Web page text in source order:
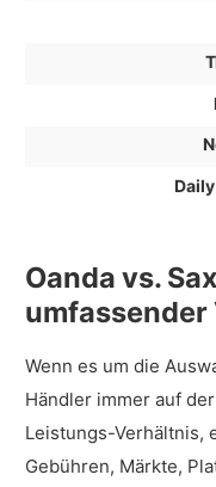
Oanda vs.
umfassender
Wenn es um die
Händler immer auf
Leistungs-Verhältnis,
Gebühren, Märkte,